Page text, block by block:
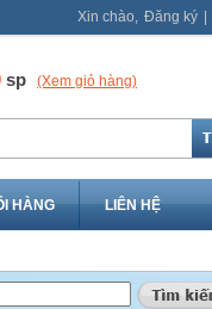
Xin chào, Đăng ký
sp (Xem giỏ hàng)
HÀNG LIÊN HỆ